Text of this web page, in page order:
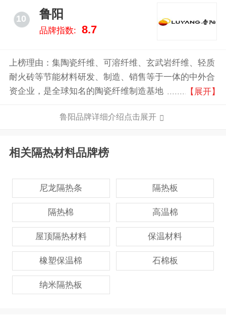
大的领导力和高度认可。以其可靠性以及产品和解决方
案的质量而著称。
10 鲁阳
品牌指数: 8.7
上榜理由：集陶瓷纤维、可溶纤维、玄武岩纤维、轻质
耐火砖等节能材料研发、制造、销售等于一体的中外合
资企业，是全球知名的陶瓷纤维制造基地，中国无机纤
划重点高新技术企业、国家新材料产业化骨干企业、全
【展开】
鲁阳品牌详细介绍点击展开
相关隔热材料品牌榜
尼龙隔热条 隔热板
隔热棉 高温棉
屋顶隔热材料 保温材料
橡塑保温棉 石棉板
纳米隔热板